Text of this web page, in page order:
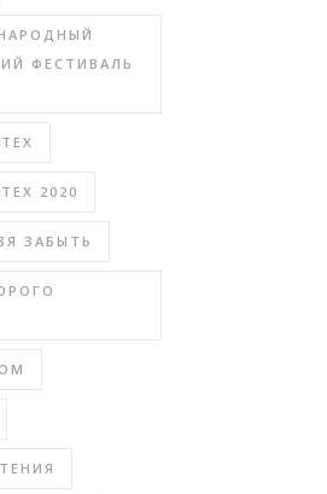
ФЕСТИВАЛЬ
2020
ЗАБЫТЬ